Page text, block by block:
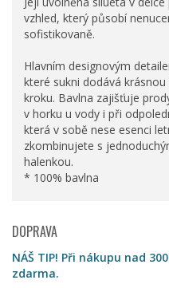
vzhled, který působí
sofistikovaně.
Hlavním designovým
které sukni dodává
kroku. Bavlna zajišťuje
v horku u vody i při
která v sobě nese esenci
zkombinujete s
halenkou.
* 100% bavlna
DOPRAVA
NÁŠ TIP! Při nákupu nad
zdarma.